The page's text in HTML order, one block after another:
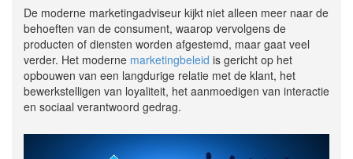
De moderne marketingadviseur kijkt niet alleen meer naar de
behoeften van de consument, waarop vervolgens de
producten of diensten worden afgestemd, maar gaat veel
verder. Het moderne marketingbeleid is gericht op het
opbouwen van een langdurige relatie met de klant, het
bewerkstelligen van loyaliteit, het aanmoedigen van interactie
en sociaal verantwoord gedrag.